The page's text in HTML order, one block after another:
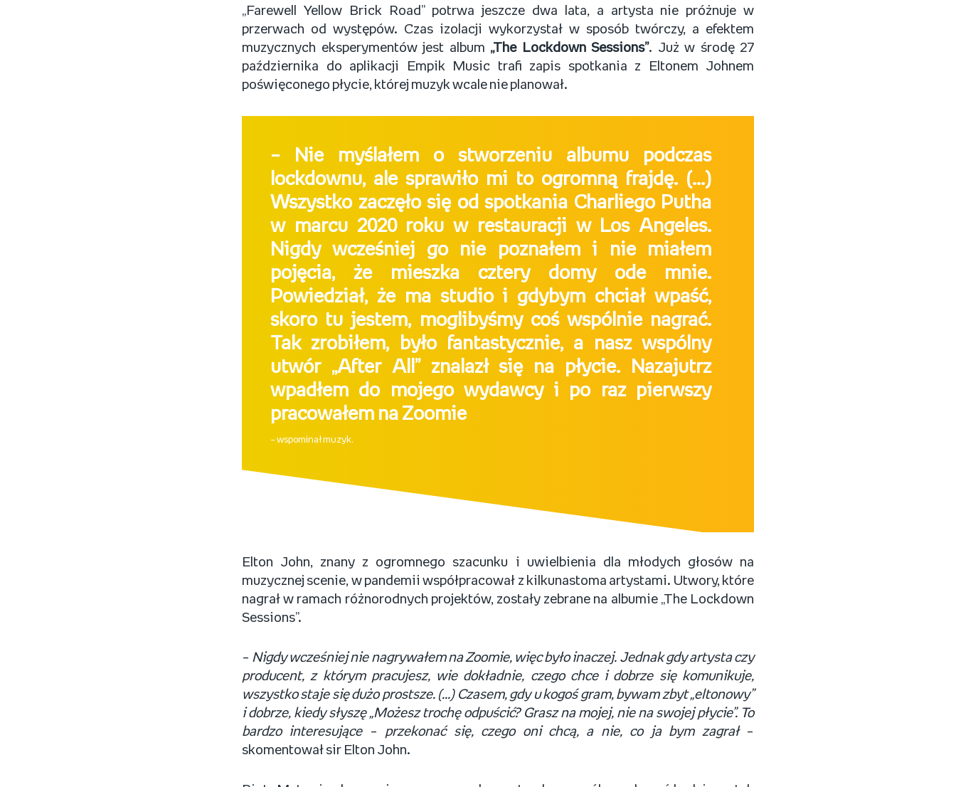
„Farewell Yellow Brick Road” potrwa jeszcze dwa lata, a artysta nie próżnuje w
przerwach od występów. Czas izolacji wykorzystał w sposób twórczy, a efektem
muzycznych eksperymentów jest album „The Lockdown Sessions”. Już w środę 27
października do aplikacji Empik Music trafi zapis spotkania z Eltonem Johnem
poświęconego płycie, której muzyk wcale nie planował.
– Nie myślałem o stworzeniu albumu podczas
lockdownu, ale sprawiło mi to ogromną frajdę. (...)
Wszystko zaczęło się od spotkania Charliego Putha
w marcu 2020 roku w restauracji w Los Angeles.
Nigdy wcześniej go nie poznałem i nie miałem
pojęcia, że mieszka cztery domy ode mnie.
Powiedział, że ma studio i gdybym chciał wpaść,
skoro tu jestem, moglibyśmy coś wspólnie nagrać.
Tak zrobiłem, było fantastycznie, a nasz wspólny
utwór „After All” znalazł się na płycie. Nazajutrz
wpadłem do mojego wydawcy i po raz pierwszy
pracowałem na Zoomie
– wspominał muzyk.
Elton John, znany z ogromnego szacunku i uwielbienia dla młodych głosów na
muzycznej scenie, w pandemii współpracował z kilkunastoma artystami. Utwory, które
nagrał w ramach różnorodnych projektów, zostały zebrane na albumie „The Lockdown
Sessions”.
– Nigdy wcześniej nie nagrywałem na Zoomie, więc było inaczej. Jednak gdy artysta czy
producent, z którym pracujesz, wie dokładnie, czego chce i dobrze się komunikuje,
wszystko staje się dużo prostsze. (...) Czasem, gdy u kogoś gram, bywam zbyt „eltonowy”
i dobrze, kiedy słyszę „Możesz trochę odpuścić? Grasz na mojej, nie na swojej płycie”. To
bardzo interesujące
– przekonać się, czego oni chcą, a nie, co ja bym zagrał –
skomentował sir Elton John.